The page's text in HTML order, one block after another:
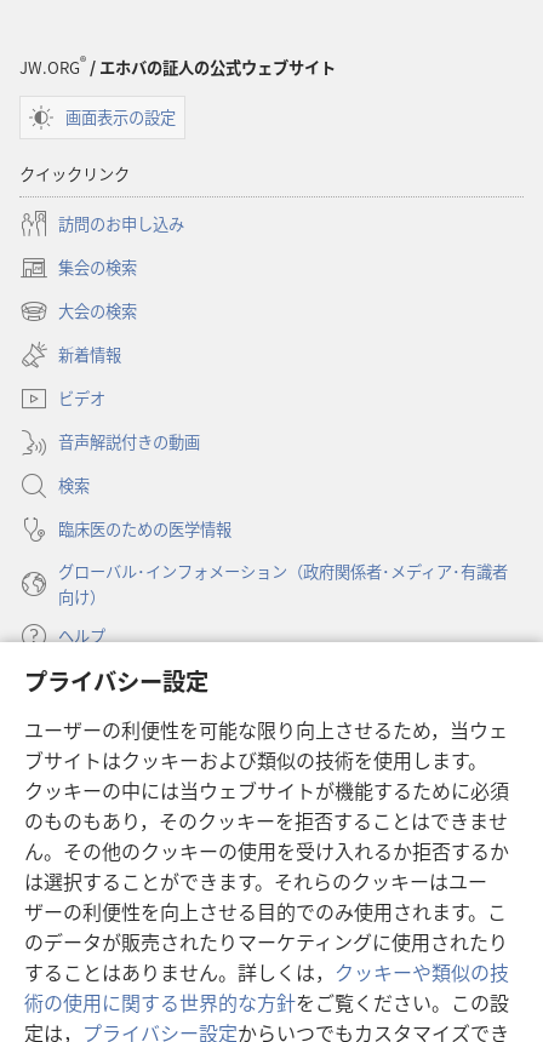
プライバシー設定
ユーザーの利便性を可能な限り向上させるため，当ウェ
ブサイトはクッキーおよび類似の技術を使用します。
クッキーの中には当ウェブサイトが機能するために必須
のものもあり，そのクッキーを拒否することはできませ
ん。その他のクッキーの使用を受け入れるか拒否するか
は選択することができます。それらのクッキーはユー
ザーの利便性を向上させる目的でのみ使用されます。こ
のデータが販売されたりマーケティングに使用されたり
することはありません。詳しくは， クッキーや類似の技
術の使用に関する世界的な方針をご覧ください。この設
定は， プライバシー設定からいつでもカスタマイズでき
JW.ORG® / エホバの証人の公式ウェブサイト
画面表示の設定
クイックリンク
訪問のお申し込み
集会の検索
（新
し
タ
で
開
く）
大会の検索
（新
し
い
タ
ブ
で
開
く）
新着情報
ビデオ
音声解説付きの動画
検索
臨床医のための医学情報
グローバル･インフォメーション（政府関係者･メディア･有識者
向け）
ヘルプ
寄付
し
い
タ
ブ
で
開
く）
ものみの塔 オンライン・ライブラリー
（新
し
い
タ
ブ
で
開
く）
JW Hub ®
（新
し
い
タ
ブ
で
開
く）
JW Library ®
Watchtower Library®